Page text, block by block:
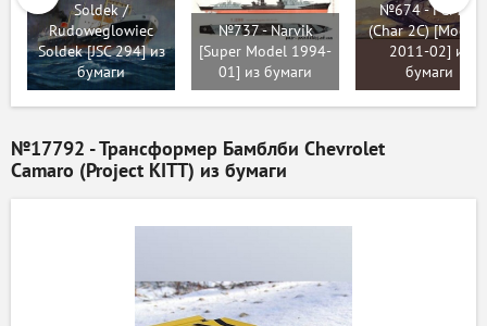
Soldek /
Rudoweglowiec
Soldek [JSC 294] из
бумаги
№737 - Narvik
[Super Model 1994-
01] из бумаги
№674 - FCM 2c
(Char 2C)
2011-02] из
бумаги
№17792 - Трансформер Бамблби Chevrolet
Camaro (Project KITT) из бумаги